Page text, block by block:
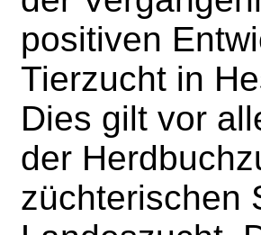
positiven
Tierzucht in
Dies gilt vor
der
züchterischen